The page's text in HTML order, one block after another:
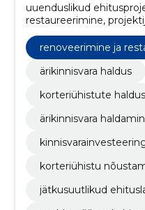
uuenduslikud
restaureerimine,
jätkusuutlikud
jätkusuutlikkuse
koordineerimine,
kaubandusliku
renoveerimine ja
ärikinnisvara haldus
korteriühistute haldus
ärikinnisvara
korteriühistu
jätkusuutlikud